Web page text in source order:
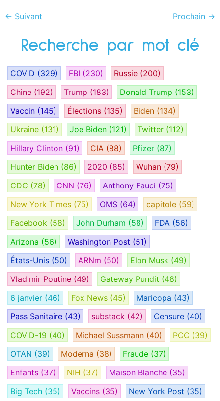
← Suivant Prochain →
Recherche par mot clé
COVID (329) FBI (230) Russie (200)
Chine (192) Trump (183) Donald Trump (153)
Vaccin (145) Élections (135) Biden (134)
Ukraine (131) Joe Biden (121) Twitter (112)
Hillary Clinton (91) CIA (88) Pfizer (87)
Hunter Biden (86) 2020 (85) Wuhan (79)
CDC (78) CNN (76) Anthony Fauci (75)
New York Times (75) OMS (64) capitole (59)
Facebook (58) John Durham (58) FDA (56)
Arizona (56) Washington Post (51)
États-Unis (50) ARNm (50) Elon Musk (49)
Vladimir Poutine (49) Gateway Pundit (48)
6 janvier (46) Fox News (45) Maricopa (43)
Pass Sanitaire (43) substack (42) Censure (40)
COVID-19 (40) Michael Sussmann (40) PCC (39)
OTAN (39) Moderna (38) Fraude (37)
Enfants (37) NIH (37) Maison Blanche (35)
Big Tech (35) Vaccins (35) New York Post (35)